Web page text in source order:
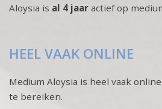
Aloysia is al 4 jaar actief op
HEEL VAAK ONLINE
Medium Aloysia is heel vaak
te bereiken.